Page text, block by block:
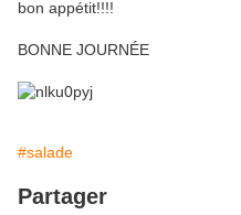
bon appétit!!!!
BONNE JOURNÉE
#salade
Partager